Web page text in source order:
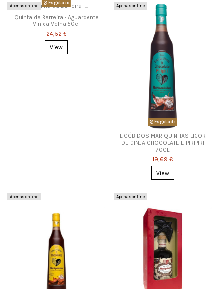
Apenas online Esgotado
Quinta da Barreira - Aguardente
Vinica Velha 50cl
24,52 €
View
Apenas online
Esgotado
LICÓBIDOS MARIQUINHAS LICOR
DE GINJA CHOCOLATE E PIRIPIRI
70CL
19,69 €
View
Apenas online Apenas online